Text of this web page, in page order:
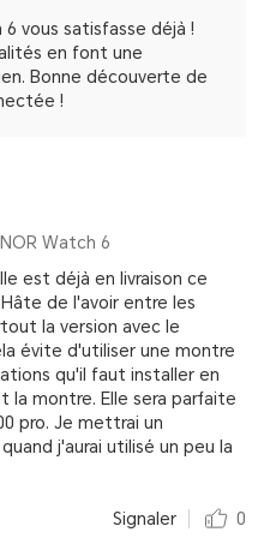
6 vous satisfasse déjà !
en font une
Bonne découverte de
!
Watch 6
est déjà en livraison ce
Hâte de l'avoir entre les
la version avec le
évite d'utiliser une montre
qu'il faut installer en
la montre. Elle sera parfaite
pro. Je mettrai un
j'aurai utilisé un peu la
Signaler 0